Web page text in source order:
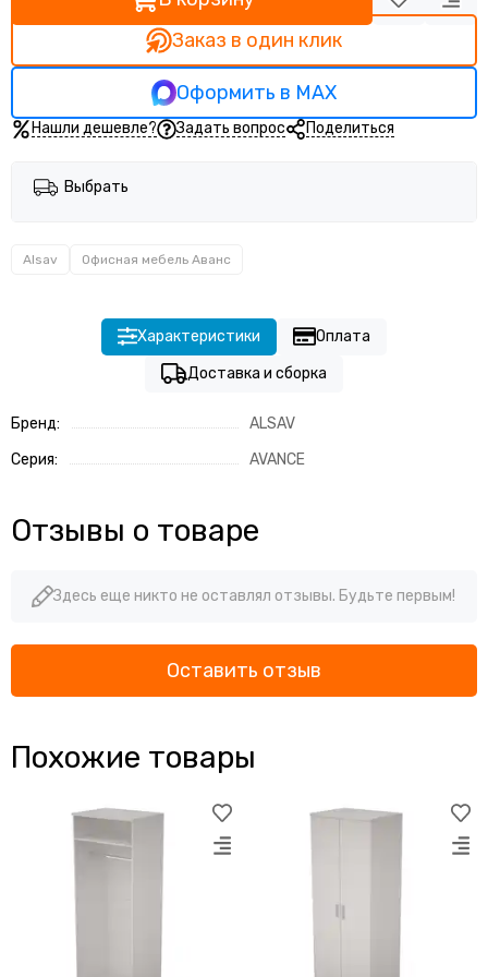
Заказ в один клик
Оформить в MAX
Нашли дешевле? Задать вопрос Поделиться
Выбрать
Alsav Офисная мебель Аванс
Характеристики
Оплата
Доставка и сборка
Бренд:
ALSAV
Серия:
AVANCE
Отзывы о товаре
Здесь еще никто не оставлял отзывы. Будьте первым!
Оставить отзыв
Похожие товары